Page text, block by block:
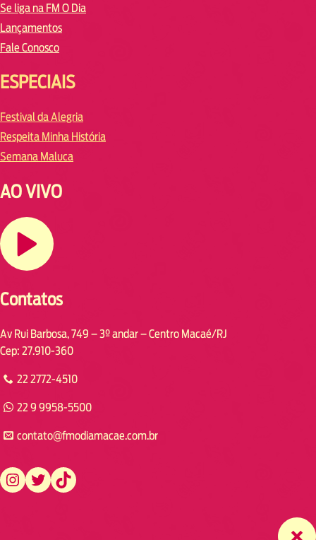
Se liga na FM O Dia
Lançamentos
Fale Conosco
ESPECIAIS
Festival da Alegria
Respeita Minha História
Semana Maluca
AO VIVO
Contatos
Av Rui Barbosa, 749 – 3º andar – Centro Macaé/RJ
Cep: 27.910-360
22 2772-4510
22 9 9958-5500
contato@fmodiamacae.com.br
https://www.instagram.com/fmodia.macae/ https://twitter.com/fmodia.macae/ https://www.tiktok.com/@fmodia.macae